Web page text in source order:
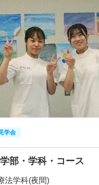
学会
部・学科・コース
法学科(夜間)